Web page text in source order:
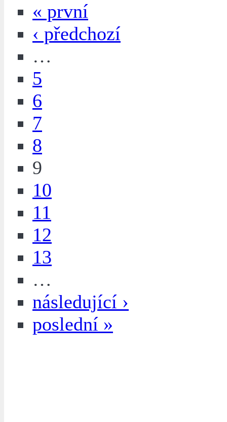
« první
‹ předchozí
…
5
6
7
8
9
10
11
12
13
…
následující ›
poslední »